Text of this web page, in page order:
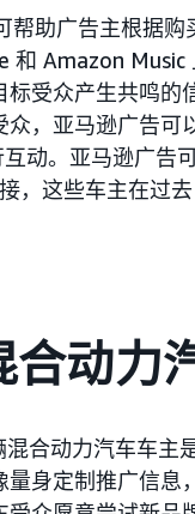
帮助广告主根据
和 Amazon
受众产生共鸣
，亚马逊广告可
动。亚马逊广告
，这些车主在过
合动力
合动力汽车车主
身定制推广信